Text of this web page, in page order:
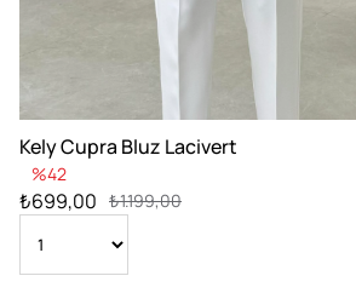
Kely Cupra Bluz Lacivert
42
₺1.199,00
₺699,00